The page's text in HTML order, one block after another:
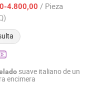
4.800,00 / Pieza
2026
suave italiano de un
encimera
Co., Ltd.